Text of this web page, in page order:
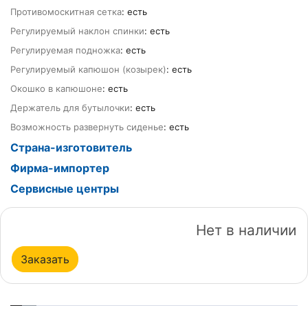
Противомоскитная сетка: есть
Регулируемый наклон спинки: есть
Регулируемая подножка: есть
Регулируемый капюшон (козырек): есть
Окошко в капюшоне: есть
Держатель для бутылочки: есть
Возможность развернуть сиденье: есть
Страна-изготовитель
Фирма-импортер
Сервисные центры
Нет в наличии
Заказать